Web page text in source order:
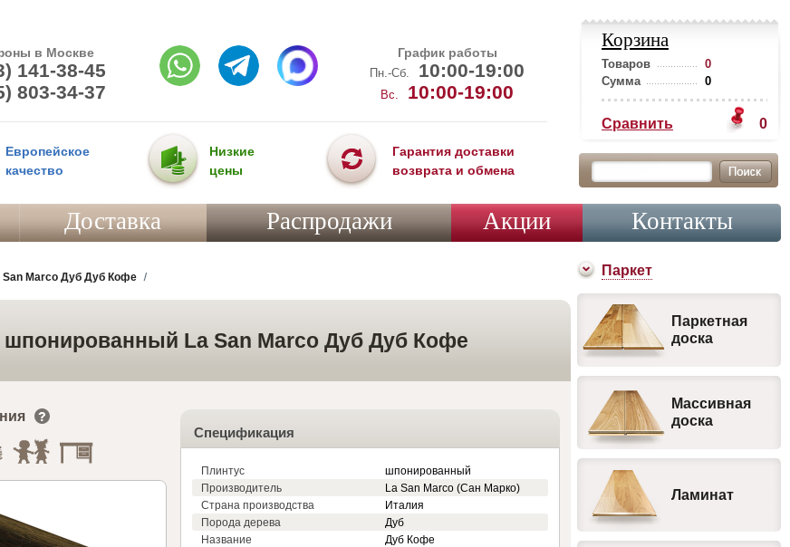
в Москве
141-38-45
803-34-37
График работы
Пн.-Сб. 10:00-19:00
Вс. 10:00-19:00
Европейское
качество
Низкие
цены
Гарантия доставки
возврата и обмена
Корзина
Товаров
0
Сумма
0
Сравнить 0
Доставка Распродажи Акции Контакты
Marco Дуб Дуб Кофе
шпонированный La San Marco Дуб Дуб Кофе
Спецификация
Плинтус
шпонированный
Производитель
La San Marco (Сан Марко)
Страна производства
Италия
Порода дерева
Дуб
Название
Дуб Кофе
Паркет
Паркетная
доска
Массивная
доска
Ламинат